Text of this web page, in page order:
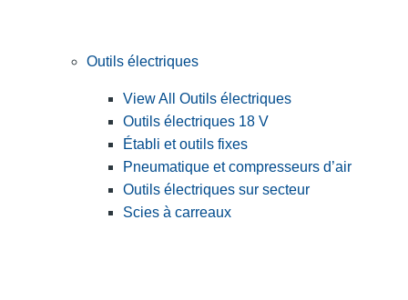
Outils électriques
View All Outils électriques
Outils électriques 18 V
Établi et outils fixes
Pneumatique et compresseurs d’air
Outils électriques sur secteur
Scies à carreaux